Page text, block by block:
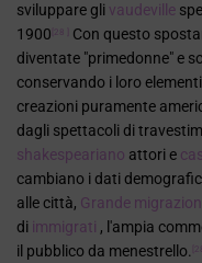
sviluppare gli vaudeville
1900 [28 ]
Con questo
diventate "primedonne" e
conservando i loro
creazioni puramente
dagli spettacoli di
shakespeariano attori e
cambiano i dati
alle città, Grande
di immigrati , l'ampia
il pubblico da menestrello.